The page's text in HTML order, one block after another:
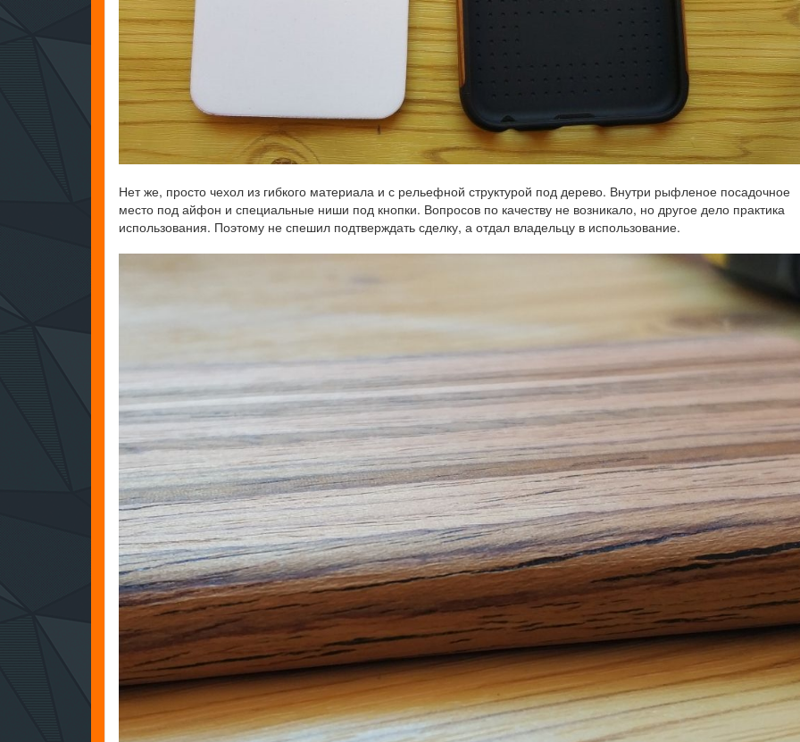
Нет же, просто чехол из гибкого материала и с рельефной структурой под дерево. Внутри рыфленое посадочное
место под айфон и специальные ниши под кнопки. Вопросов по качеству не возникало, но другое дело практика
использования. Поэтому не спешил подтверждать сделку, а отдал владельцу в использование.